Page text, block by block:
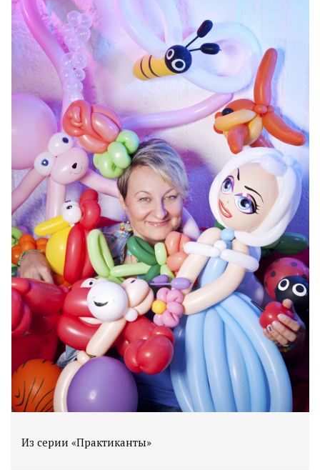
Из серии «Практиканты»